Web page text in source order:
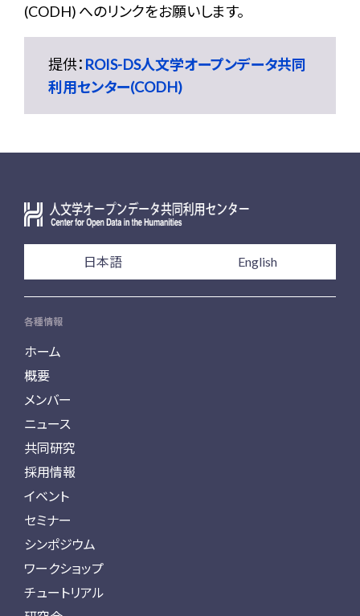
(CODH) へのリンクをお願いします。
提供： ROIS-DS人文学オープンデータ共同
利用センター(CODH)
日本語 English
各種情報
ホーム
概要
メンバー
ニュース
共同研究
採用情報
イベント
セミナー
シンポジウム
ワークショップ
チュートリアル